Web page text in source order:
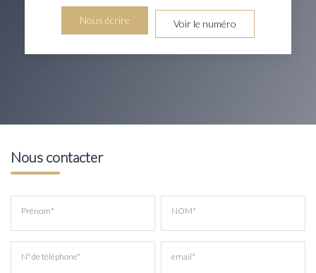
Nous écrire Voir le numéro
Nous contacter
Prénom* NOM*
N° de téléphone* email*